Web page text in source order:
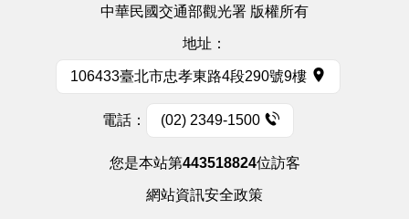
中華民國交通部觀光署 版權所有
地址：
106433臺北市忠孝東路4段290號9樓
電話： (02) 2349-1500
您是本站第443518824位訪客
網站資訊安全政策